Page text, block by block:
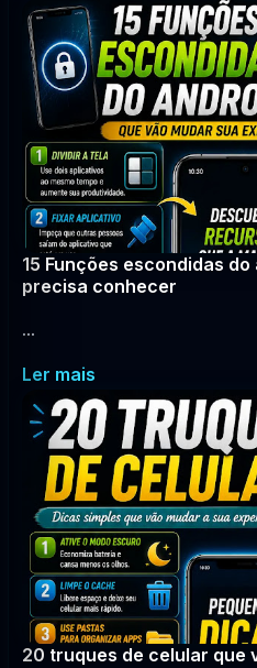
15 Funções escondidas
precisa conhecer
...
Ler mais
20 truques de celular que